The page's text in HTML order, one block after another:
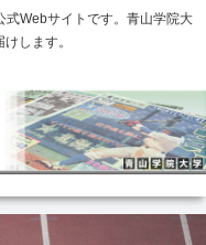
式Webサイトです。青山学院大
します。